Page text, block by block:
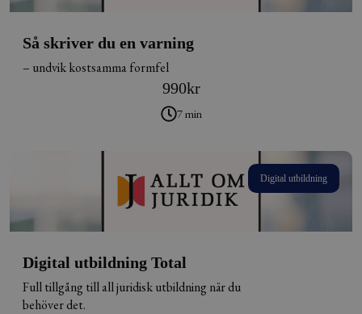
Så skriver du en varning
– undvik kostsamma formfel
990kr
7 min
Digital utbildning
Digital utbildning Total
Full tillgång till all juridisk utbildning när du
behöver det.